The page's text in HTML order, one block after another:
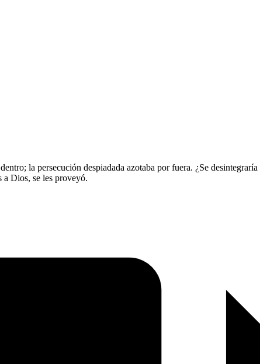
la persecución despiadada azotaba por fuera. ¿Se
a Dios, se les proveyó.